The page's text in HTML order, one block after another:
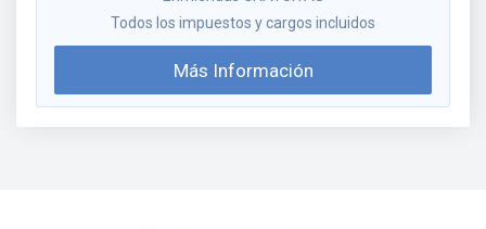
Todos los impuestos y cargos incluidos
Más Información